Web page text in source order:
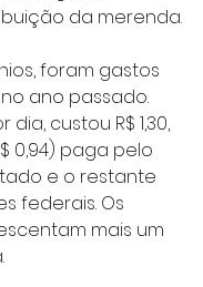
da merenda.
foram gastos
ano passado.
custou R$ 1,30,
0,94) paga pelo
e o restante
federais. Os
mais um